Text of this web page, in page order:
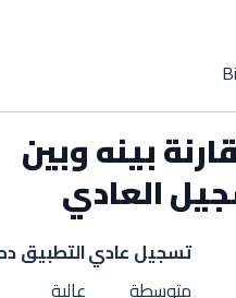
بينه وبين
العادي
تسجيل عاديالتطبيق
متوسطة
عالية